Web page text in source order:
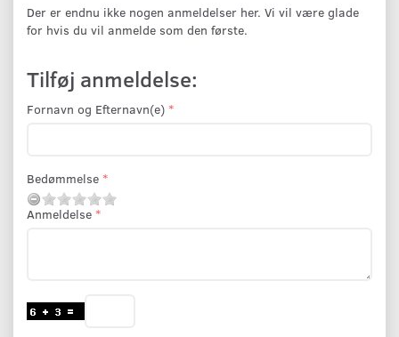
Der er endnu ikke nogen anmeldelser her. Vi vil være glade
for hvis du vil anmelde som den første.
Tilføj anmeldelse:
Fornavn og Efternavn(e)
Bedømmelse
Anmeldelse